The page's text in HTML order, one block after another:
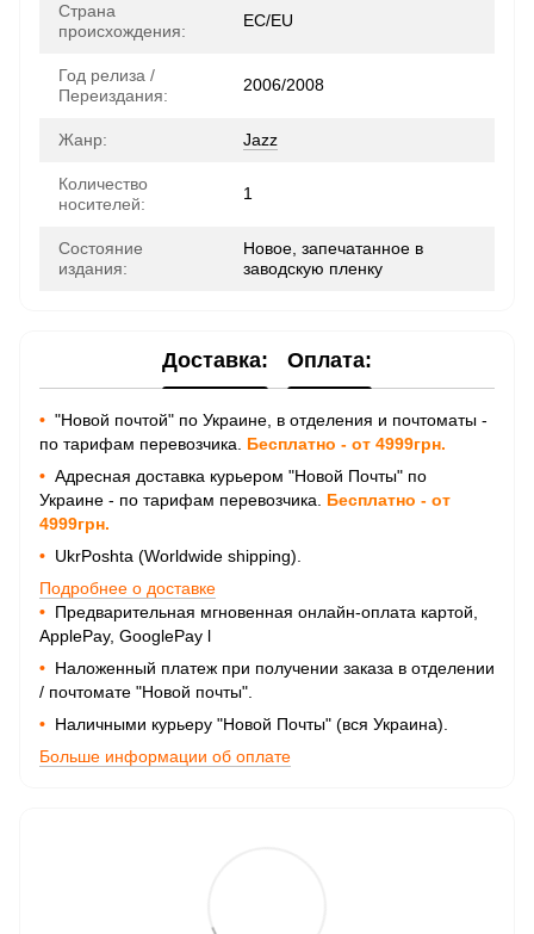
Страна
происхождения:
ЕС/EU
Год релиза /
Переиздания:
2006/2008
Жанр: Jazz
Количество
носителей:
1
Состояние
издания:
Новое, запечатанное в
заводскую пленку
Доставка: Оплата:
• "Новой почтой" по Украине, в отделения и почтоматы -
по тарифам перевозчика. Бесплатно - от 4999грн.
• Адресная доставка курьером "Новой Почты" по
Украине - по тарифам перевозчика. Бесплатно - от
4999грн.
• UkrPoshta (Worldwide shipping).
Подробнее о доставке
• Предварительная мгновенная онлайн-оплата картой,
ApplePay, GooglePay l
• Наложенный платеж при получении заказа в отделении
/ почтомате "Новой почты".
• Наличными курьеру "Новой Почты" (вся Украина).
Больше информации об оплате